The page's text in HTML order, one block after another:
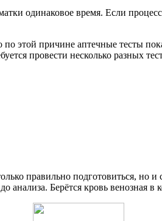
одинаковое время. Если
этой причине аптечные тесты
провести несколько разных
правильно подготовиться, но
анализа. Берётся кровь венозная в